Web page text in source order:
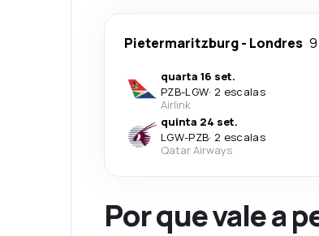
Pietermaritzburg- Londres
quarta 16 set.
PZB-LGW· 2 escalas
Airlink
quinta 24 set.
LGW-PZB· 2 escalas
Qatar Airways
Por que vale a